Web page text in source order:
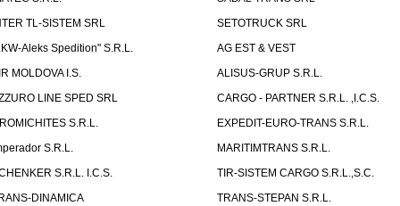
TL-SISTEM SRL
SETOTRUCK SRL
Aleks Spedition" S.R.L.
AG EST & VEST
MOLDOVA I.S.
ALISUS-GRUP S.R.L.
LINE SPED SRL
CARGO - PARTNER S.R.L. ,I.C.S.
S.R.L.
EXPEDIT-EURO-TRANS S.R.L.
S.R.L.
MARITIMTRANS S.R.L.
S.R.L. I.C.S.
TIR-SISTEM CARGO S.R.L.,S.C.
DINAMICA
TRANS-STEPAN S.R.L.